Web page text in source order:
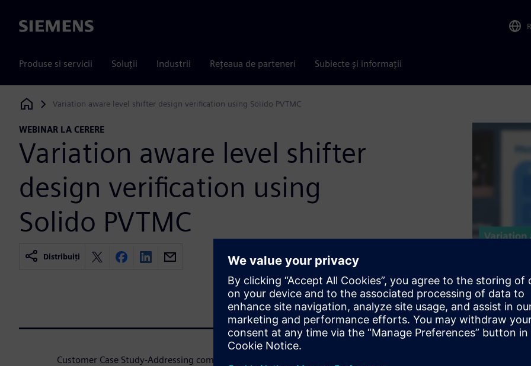
Siemens
Produse si servicii Soluții Industrii Rețeaua de parteneri Subiecte și informații
Siemens Digital Industries Software
Variation aware level shifter design verification using Solido PVTMC
WEBINAR LA CERERE
Variation aware level shifter
design verification using
Solido PVTMC
Distribuiți
Customer Case Study-Addressing complexities of level shifter design verification